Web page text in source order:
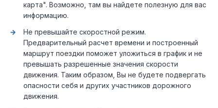
карта". Возможно, там вы найдете полезную для вас
информацию.
Не превышайте скоростной режим.
Предварительный расчет времени и построенный
маршрут поездки поможет уложиться в график и не
превышать разрешенные значения скорости
движения. Таким образом, Вы не будете подвергать
опасности себя и других участников дорожного
движения.